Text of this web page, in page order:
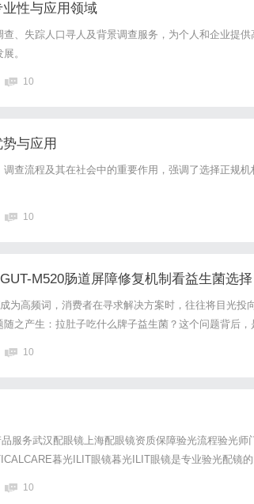
性与应用领域
、失踪人口寻人及背景调查服务，为个人和企业提供
。
10
与应用
查流程及其在社会中的重要作用，强调了选择正规机
10
M520肠道屏障修复机制看益生菌选择
为高频词，消费者在寻求解决方案时，往往将目光投
之产生：拉肚子吃什么牌子益生菌？这个问题背后，
答这个问题，需要抛开笼统的宣传话术，从肠道健康
科研证据和临床研究的完整性。一、肠道不...
10
服务武汉配眼镜上海配眼镜资质保障验光流程验光师
暮光ILIT眼镜暮光ILIT眼镜是专业验光配镜的
门店。以完整验光、正品镜片、透明价格和直营售后为
高性价比...
10